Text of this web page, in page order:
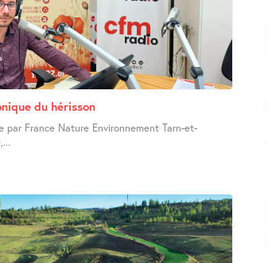
du hérisson
par France Nature Environnement Tarn-et-